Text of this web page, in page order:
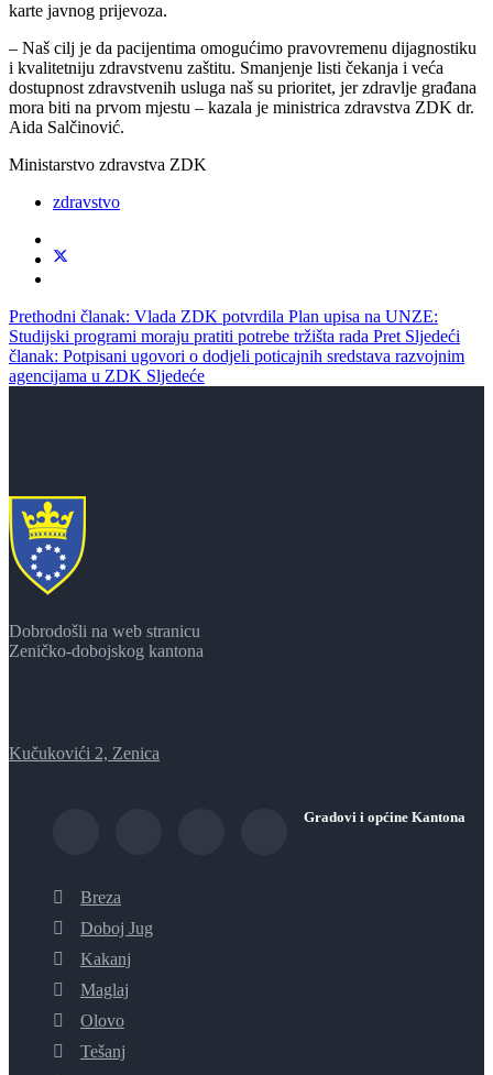
karte javnog prijevoza.
– Naš cilj je da pacijentima omogućimo pravovremenu dijagnostiku
i kvalitetniju zdravstvenu zaštitu. Smanjenje listi čekanja i veća
dostupnost zdravstvenih usluga naš su prioritet, jer zdravlje građana
mora biti na prvom mjestu – kazala je ministrica zdravstva ZDK dr.
Aida Salčinović.
Ministarstvo zdravstva ZDK
zdravstvo
Prethodni članak: Vlada ZDK potvrdila Plan upisa na UNZE:
Studijski programi moraju pratiti potrebe tržišta rada Pret Sljedeći
članak: Potpisani ugovori o dodjeli poticajnih sredstava razvojnim
agencijama u ZDK Sljedeće
Dobrodošli na web stranicu
Zeničko-dobojskog kantona
Kučukovići 2, Zenica
Gradovi i općine Kantona
Breza
Doboj Jug
Kakanj
Maglaj
Olovo
Tešanj